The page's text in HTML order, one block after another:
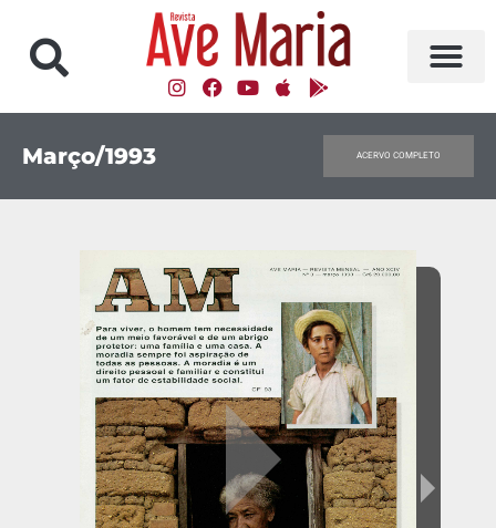
Março/1993 ACERVO COMPLETO